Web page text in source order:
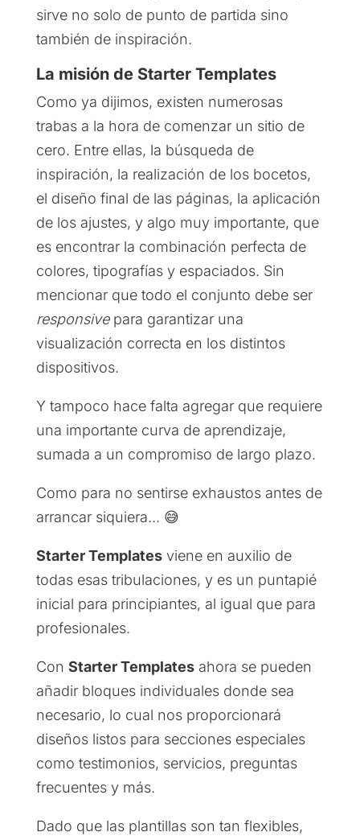
sirve no solo de punto de partida sino
también de inspiración.
La misión de Starter Templates
Como ya dijimos, existen numerosas
trabas a la hora de comenzar un sitio de
cero. Entre ellas, la búsqueda de
inspiración, la realización de los bocetos,
el diseño final de las páginas, la aplicación
de los ajustes, y algo muy importante, que
es encontrar la combinación perfecta de
colores, tipografías y espaciados. Sin
mencionar que todo el conjunto debe ser
responsivepara garantizar una
visualización correcta en los distintos
dispositivos.
Y tampoco hace falta agregar que requiere
una importante curva de aprendizaje,
sumada a un compromiso de largo plazo.
Como para no sentirse exhaustos antes de
arrancar siquiera… 😅
Starter Templatesviene en auxilio de
todas esas tribulaciones, y es un puntapié
inicial para principiantes, al igual que para
profesionales.
Con Starter Templatesahora se pueden
añadir bloques individuales donde sea
necesario, lo cual nos proporcionará
diseños listos para secciones especiales
como testimonios, servicios, preguntas
frecuentes y más.
Dado que las plantillas son tan flexibles,